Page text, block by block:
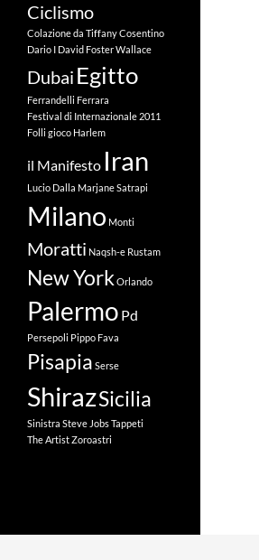
Ciclismo
Colazione da TiffanyCosentino
Dario I David Foster Wallace
Dubai Egitto
Ferrandelli Ferrara
Festival di Internazionale 2011
Folli gioco Harlem
il Manifesto Iran
Lucio Dalla Marjane Satrapi
Milano Monti
Moratti Naqsh-e Rustam
New York Orlando
Palermo Pd
Persepoli Pippo Fava
Pisapia Serse
ShirazSicilia
Sinistra Steve JobsTappeti
The ArtistZoroastri